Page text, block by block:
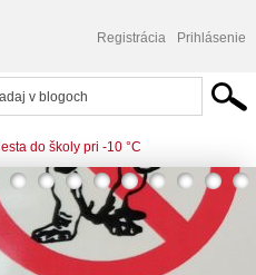
Registrácia Prihlásenie
do školy pri -10 °C